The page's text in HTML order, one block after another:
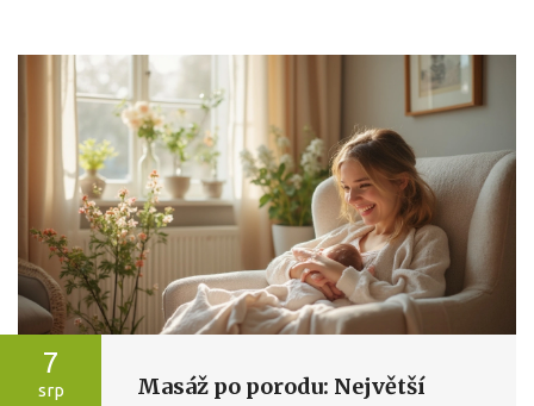
7
srp
Masáž po porodu: Největší